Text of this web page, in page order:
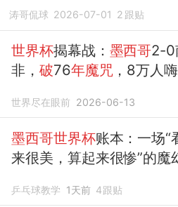
涛哥侃球 2026-07-01 2 跟贴
世界杯揭幕战： 墨西哥2-0
非，破76年魔咒，8万人
世界尽在眼前 2026-06-13
墨西哥世界杯账本：一场“
来很美，算起来很惨”的魔
乒乓球教学 1天前 4跟贴